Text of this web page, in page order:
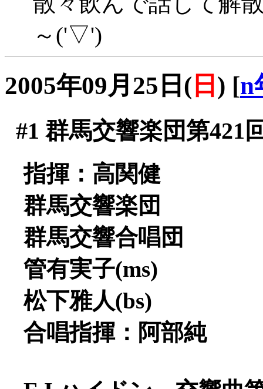
～('▽')
2005年09月25日( 日 ) [n
#1 群馬交響楽団第421
指揮：高関健
群馬交響楽団
群馬交響合唱団
管有実子(ms)
松下雅人(bs)
合唱指揮：阿部純